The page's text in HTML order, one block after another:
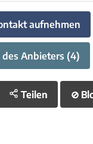
aufnehmen
Anbieters (4)
Teilen ⊘